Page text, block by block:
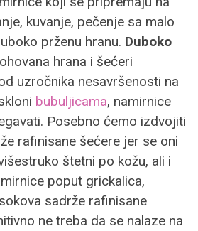
kuvanje, pečenje sa malo
prženu hranu. Duboko
hrana i šećeri
uzročnika nesavršenosti na
bubuljicama, namirnice
Posebno ćemo izdvojiti
rafinisane šećere jer se oni
štetni po kožu, ali i
poput grickalica,
sadrže rafinisane
ne treba da se nalaze na